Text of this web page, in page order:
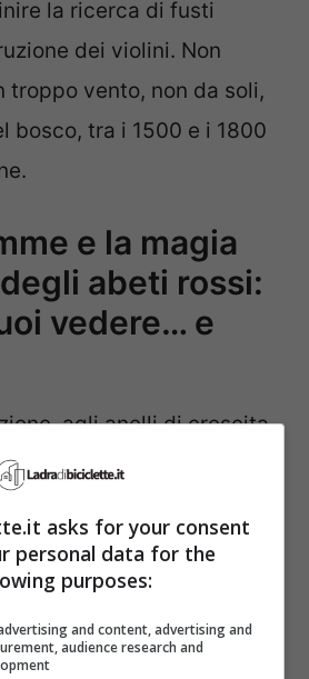
la ricerca di fusti
dei violini. Non
troppo vento, non da soli,
bosco, tra i 1500 e i 1800
e la magia
abeti rossi:
vedere… e
agli anelli di crescita
alla fibra
rete regolare come di
d’organo, il legno degli
Val di Fiemme possiede
di risonanza. I
asks for your consent
personal data for the
purposes:
and content, advertising and
audience research and